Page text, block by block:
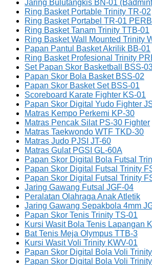
Jaring Bulutangkis BN-01
Ring Basket Portable Trinity TR-02
Ring Basket Portabel TR-01
Ring Basket Tanam Trinity TTB-01
Ring Basket Wall Mounted Trinity
Papan Pantul Basket Akrilik BB-01
Ring Basket Profesional Trinity
Set Papan Skor Basketball BSS-
Papan Skor Bola Basket BSS-02
Papan Skor Basket Set BSS-01
Scoreboard Karate Fighter KS-01
Papan Skor Digital Yudo Fighter
Matras Kempo Perkemi KP-30
Matras Pencak Silat PS-30 Fighter
Matras Taekwondo WTF TKD-30
Matras Judo PJSI JT-60
Matras Gulat PGSI GL-60A
Papan Skor Digital Bola Futsal
Papan Skor Digital Futsal Trinity
Papan Skor Digital Futsal Trinity
Jaring Gawang Futsal JGF-04
Peralatan Olahraga Anak Atletik
Jaring Gawang Sepakbola 4mm
Papan Skor Tenis Trinity TS-01
Kursi Wasit Bola Tenis Lapangan
Bat Tenis Meja Olympus TTB-3
Kursi Wasit Voli Trinity KWV-01
Papan Skor Digital Bola Voli
Papan Skor Digital Bola Voli